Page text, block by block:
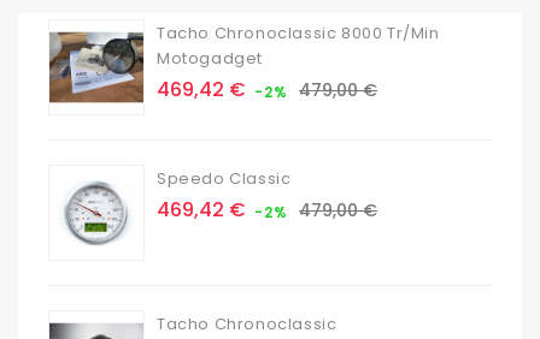
Tacho Chronoclassic 8000 Tr/min
Motogadget
Prix
469,42 € -2% Prix
479,00 €
Speedo Classic
Prix
469,42 € -2% Prix
479,00 €
Tacho Chronoclassic